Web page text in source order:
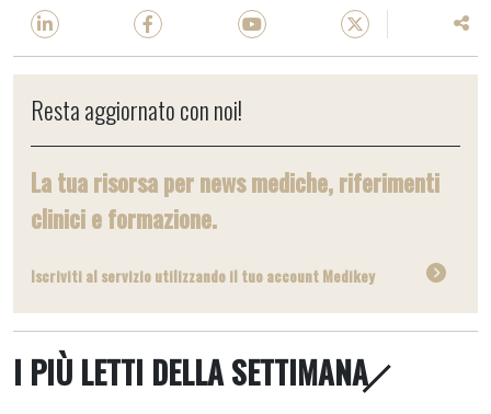
Resta aggiornato con noi!
La tua risorsa per news mediche, riferimenti
clinici e formazione.
Iscriviti al servizio utilizzando il tuo account Medikey
I PIÙ LETTI DELLA SETTIMANA